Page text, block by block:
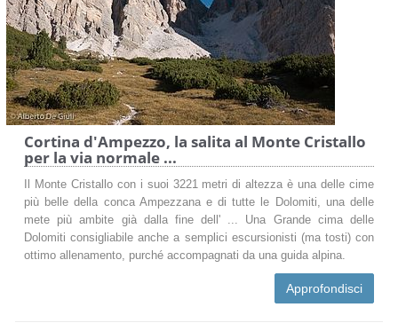
Cortina d'Ampezzo, la salita al Monte Cristallo
per la via normale ...
Il Monte Cristallo con i suoi 3221 metri di altezza è una delle cime
più belle della conca Ampezzana e di tutte le Dolomiti, una delle
mete più ambite già dalla fine dell' ... Una Grande cima delle
Dolomiti consigliabile anche a semplici escursionisti (ma tosti) con
ottimo allenamento, purché accompagnati da una guida alpina.
Approfondisci